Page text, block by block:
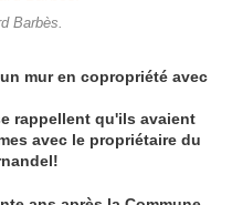
Barbès.
mur en copropriété avec
rappellent qu'ils avaient
avec le propriétaire du
el!